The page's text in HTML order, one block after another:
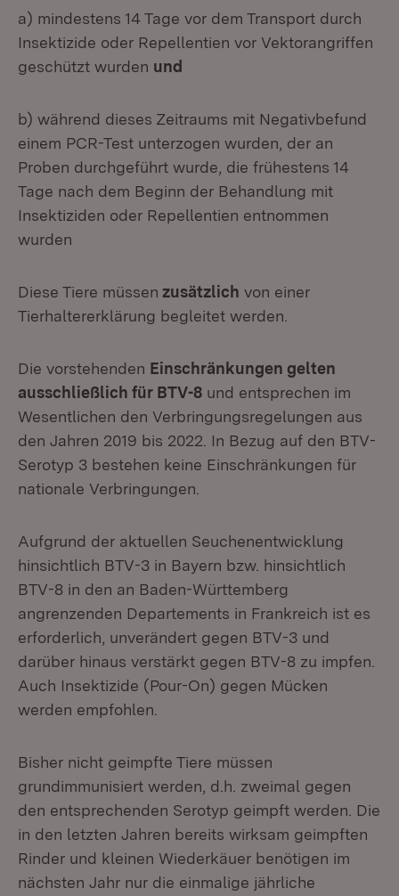
a) mindestens 14 Tage vor dem Transport durch
Insektizide oder Repellentien vor Vektorangriffen
geschützt wurden und
b) während dieses Zeitraums mit Negativbefund
einem PCR-Test unterzogen wurden, der an
Proben durchgeführt wurde, die frühestens 14
Tage nach dem Beginn der Behandlung mit
Insektiziden oder Repellentien entnommen
wurden
Diese Tiere müssen zusätzlich von einer
Tierhaltererklärung begleitet werden.
Die vorstehenden Einschränkungen gelten
ausschließlich für BTV-8 und entsprechen im
Wesentlichen den Verbringungsregelungen aus
den Jahren 2019 bis 2022. In Bezug auf den BTV-
Serotyp 3 bestehen keine Einschränkungen für
nationale Verbringungen.
Aufgrund der aktuellen Seuchenentwicklung
hinsichtlich BTV-3 in Bayern bzw. hinsichtlich
BTV-8 in den an Baden-Württemberg
angrenzenden Departements in Frankreich ist es
erforderlich, unverändert gegen BTV-3 und
darüber hinaus verstärkt gegen BTV-8 zu impfen.
Auch Insektizide (Pour-On) gegen Mücken
werden empfohlen.
Bisher nicht geimpfte Tiere müssen
grundimmunisiert werden, d.h. zweimal gegen
den entsprechenden Serotyp geimpft werden. Die
in den letzten Jahren bereits wirksam geimpften
Rinder und kleinen Wiederkäuer benötigen im
nächsten Jahr nur die einmalige jährliche